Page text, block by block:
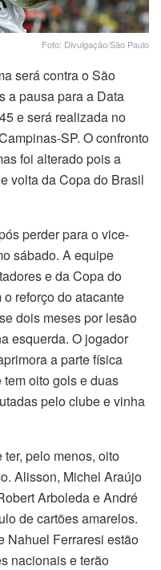
Foto: Divulgação/São Paulo
será contra o São
a pausa para a Data
e será realizada no
SP. O confronto
foi alterado pois a
volta da Copa do Brasil
perder para o vice-
sábado. A equipe
e da Copa do
reforço do atacante
dois meses por lesão
esquerda. O jogador
a parte física
oito gols e duas
pelo clube e vinha
pelo menos, oito
Alisson, Michel Araújo
Arboleda e André
de cartões amarelos.
Nahuel Ferraresi estão
nacionais e terão